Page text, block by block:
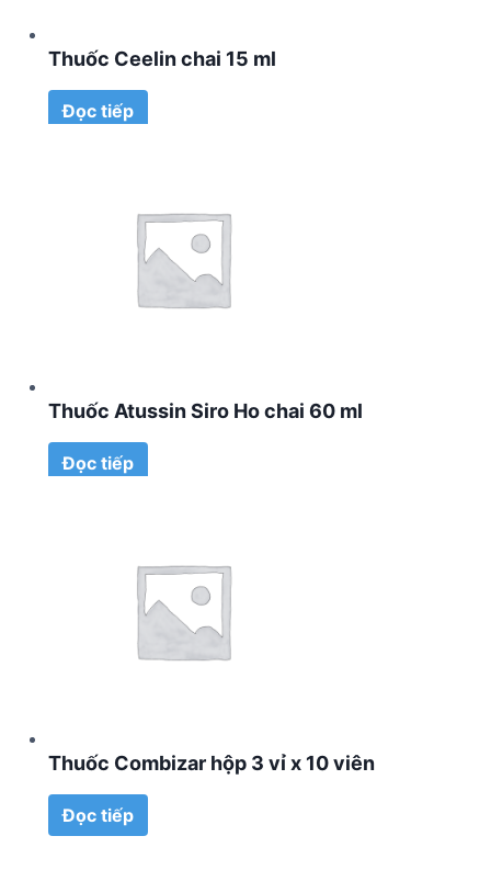
Thuốc Ceelin chai 15 ml
Đọc tiếp
Thuốc Atussin Siro Ho chai 60 ml
Đọc tiếp
Thuốc Combizar hộp 3 vỉ x 10 viên
Đọc tiếp